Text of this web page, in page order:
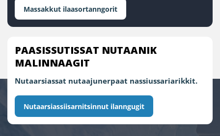
Massakkut ilaasortanngorit
PAASISSUTISSAT NUTAANIK
MALINNAAGIT
Nutaarsiassat nutaajunerpaat nassiussariarikkit.
Nutaarsiassiisarnitsinnut ilanngugit